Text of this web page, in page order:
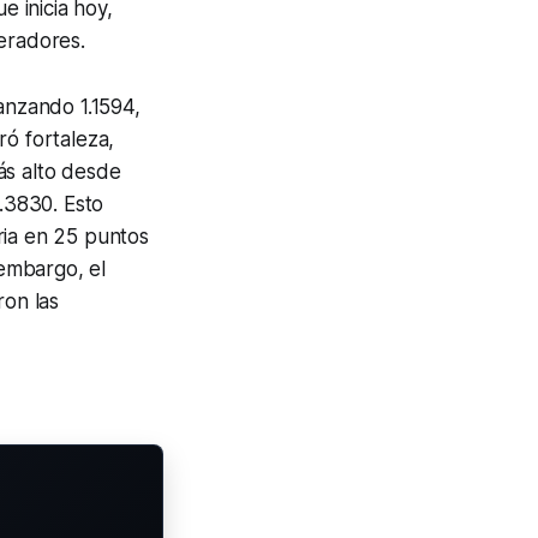
inicia hoy,
1.1594,
fortaleza,
alto desde
Esto
en 25 puntos
el
las